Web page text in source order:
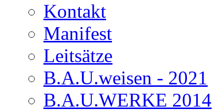
Kontakt
Manifest
Leitsätze
B.A.U.weisen - 2021
B.A.U.WERKE 2014